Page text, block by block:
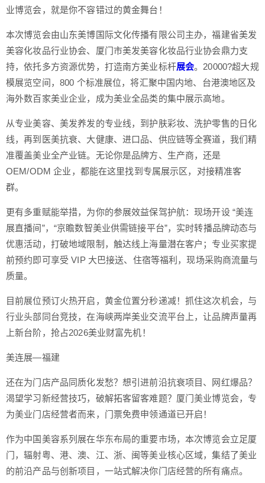
业博览会，就是你不容错过的黄金舞台！
本次博览会由山东美博国际文化传播有限公司主办，福建省美发
美容化妆品行业协会、厦门市美发美容化妆品行业协会鼎力支
持，依托多方资源优势，打造南方美业标杆展会。20000?超大规
模展览空间，800 个标准展位，将汇聚中国内地、台港澳地区及
海外数百家美业企业，成为美业全品类的集中展示高地。
从专业美容、美发养发的专业线，到护肤彩妆、洗护零售的日化
线，再到医美抗衰、大健康、进口品、供应链等全赛道，我们精
准覆盖美业全产业链。无论你是品牌方、生产商，还是
OEM/ODM 企业，都能在这里找到专属展示区，对接精准客
群。
更有多重赋能举措，为你的参展效益保驾护航：现场开设 “美连
展直播间”，“京瞻数智美业供需链接平台”，实时转播品牌动态与
优惠活动，打破地域限制，触达线上海量潜在客户；专业买家提
前预约即可享受 VIP 大巴接送、住宿等福利，现场采购商流量与
质量。
目前展位预订火热开启，黄金位置分秒递减！抓住这次机会，与
行业头部同台竞技，在海峡两岸美业交流平台上，让品牌声量再
上新台阶，抢占2026美业财富先机！
美连展—福建
还在为门店产品同质化发愁？想引进前沿抗衰项目、网红爆品？
渴望学习新经营技巧，破解拓客留客难题？厦门美业博览会，专
为美业门店经营者而来，门票免费申领通道已开启！
作为中国美容系列展在华东布局的重要市场，本次博览会立足厦
门，辐射粤、港、澳、江、浙、闽等美业核心区域，集结了美业
的前沿产品与创新项目，一站式解决你门店经营的所有痛点。